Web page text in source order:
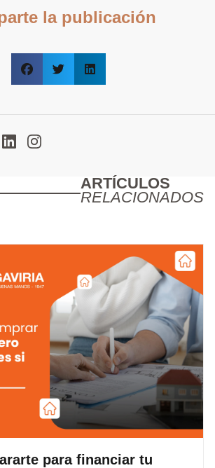
la publicación
ARTÍCULOS
RELACIONADOS
para financiar tu